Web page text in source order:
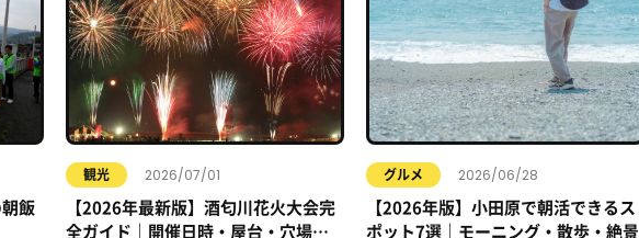
飯
観光 2026/07/01
【2026年最新版】酒匂川花火大会完
全ガイド｜開催日時・屋台・穴場・
グルメ 2026/06/28
【2026年版】小田原で朝活できるス
ポット7選｜モーニング・散歩・絶景